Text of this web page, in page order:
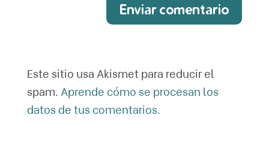
Enviar comentario
Este sitio usa Akismet para reducir el
spam. Aprende cómo se procesan los
datos de tus comentarios.